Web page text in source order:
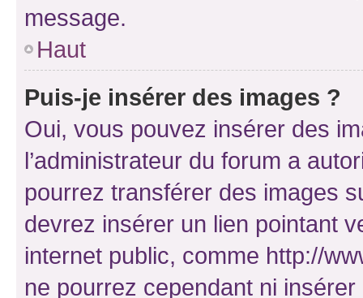
message.
Haut
Puis-je insérer des images ?
Oui, vous pouvez insérer des
l’administrateur du forum a
pourrez transférer des images
devrez insérer un lien pointant
internet public, comme http://
ne pourrez cependant ni